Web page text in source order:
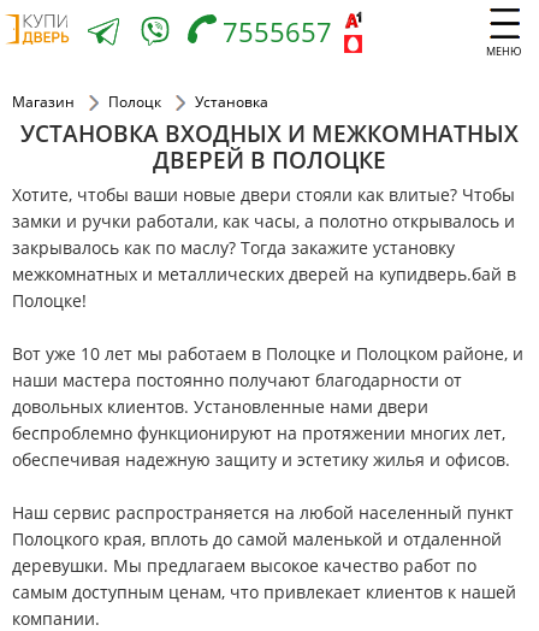
МЕНЮ
7555657
Магазин Полоцк Установка
УСТАНОВКА ВХОДНЫХ И МЕЖКОМНАТНЫХ
ДВЕРЕЙ В ПОЛОЦКЕ
Хотите, чтобы ваши новые двери стояли как влитые? Чтобы
замки и ручки работали, как часы, а полотно открывалось и
закрывалось как по маслу? Тогда закажите установку
межкомнатных и металлических дверей на купидверь.бай в
Полоцке!
Вот уже 10 лет мы работаем в Полоцке и Полоцком районе, и
наши мастера постоянно получают благодарности от
довольных клиентов. Установленные нами двери
беспроблемно функционируют на протяжении многих лет,
обеспечивая надежную защиту и эстетику жилья и офисов.
Наш сервис распространяется на любой населенный пункт
Полоцкого края, вплоть до самой маленькой и отдаленной
деревушки. Мы предлагаем высокое качество работ по
самым доступным ценам, что привлекает клиентов к нашей
компании.